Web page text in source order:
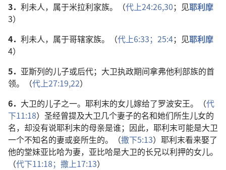
3． 利未人，属于米拉利家族。（代上24:26,30；见耶利摩
3）
4． 利未人，属于哥辖家族。（代上6:33； 25:4；见耶利摩
4）
5． 亚斯列的儿子或后代；大卫执政期间拿弗他利部族的首
领。（代上27:19,22）
6． 大卫的儿子之一。耶利末的女儿嫁给了罗波安王。（代
下11:18）圣经曾提及大卫几个妻子的名和她们所生儿女的
名，却没有说耶利末的母亲是谁；因此，耶利末可能是大卫
一个不知名的妻或妾所生的。（撒下5:13）耶利末看来娶了
他的堂妹亚比哈为妻，亚比哈是大卫的长兄以利押的女儿。
（代下11:18； 撒上17:13）